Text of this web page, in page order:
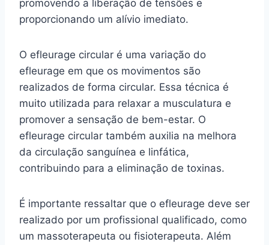
promovendo a liberação de tensões e
proporcionando um alívio imediato.
O efleurage circular é uma variação do
efleurage em que os movimentos são
realizados de forma circular. Essa técnica é
muito utilizada para relaxar a musculatura e
promover a sensação de bem-estar. O
efleurage circular também auxilia na melhora
da circulação sanguínea e linfática,
contribuindo para a eliminação de toxinas.
É importante ressaltar que o efleurage deve ser
realizado por um profissional qualificado, como
um massoterapeuta ou fisioterapeuta. Além